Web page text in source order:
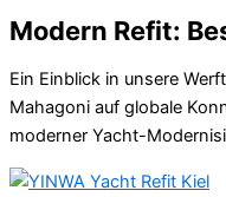
Modern Refit:
Ein Einblick in unsere
Mahagoni auf globale
moderner Yacht-